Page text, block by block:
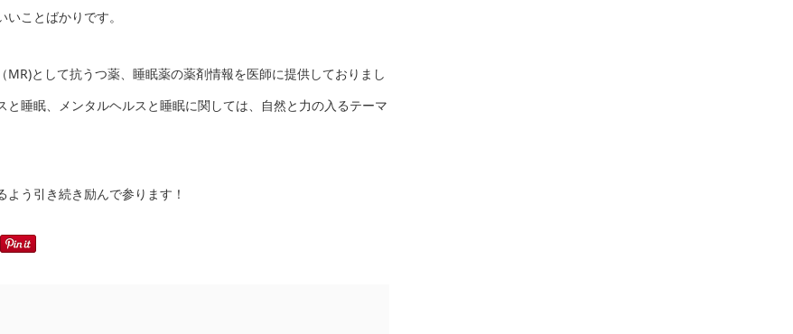
ことばかりです。
として抗うつ薬、睡眠薬の薬剤情報を医師に提供しておりまし
睡眠、メンタルヘルスと睡眠に関しては、自然と力の入るテーマ
う引き続き励んで参ります！